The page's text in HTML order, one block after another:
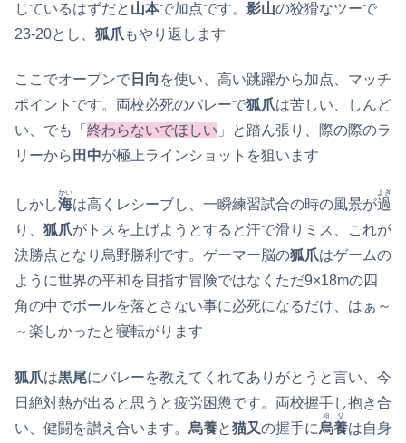
じているはずだと 山本で加点です。 影山の狡猾なツーで
23‐20とし、 狐爪 もやり返します
ここでオープンで 日向 を使い、高い跳躍から加点、マッチ
ポイントです。両校必死のバレーで狐爪は苦しい、しんど
い、でも「 終わらないでほしい 」と踏ん張り、際の際のラ
リーから 田中が極上ラインショットを狙います
しかし海
かい
は高くレシーブし、一瞬練習試合の時の風景が過
よぎ
り、 狐爪がトスを上げようとすると汗で滑りミス、これが
決勝点となり烏野勝利です。ゲーマー脳の狐爪はゲームの
ように世界の平和を目指す冒険ではなくただ9×18mの四
角の中でボールを落とさない事に必死になるだけ、はぁ～
～楽しかったと寝転がります
狐爪は黒尾にバレーを教えてくれてありがとうと言い、今
日絶対熱が出ると思うと疲労困憊です。両校握手し抱き合
い、健闘を讃え合います。 烏養と猫又の握手に烏養
祖父
は自身